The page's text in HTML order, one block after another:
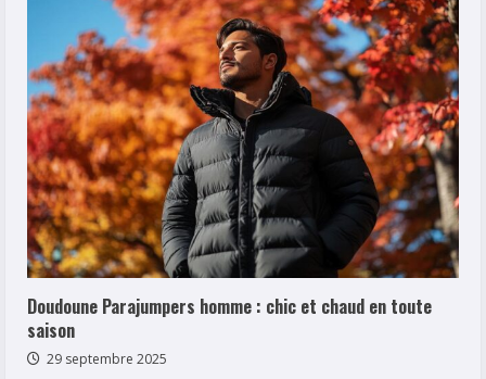
Doudoune Parajumpers homme : chic et chaud en toute
saison
29 septembre 2025